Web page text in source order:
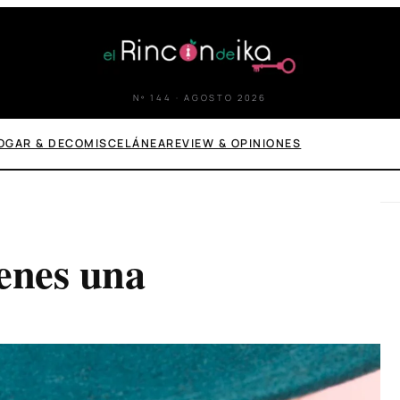
Nº 144 · AGOSTO 2026
& DECOMISCELÁNEAREVIEW & OPINIONES
una